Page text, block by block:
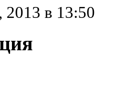
2013 в 13:50